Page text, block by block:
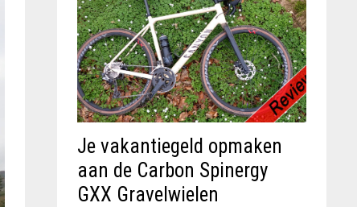
Je vakantiegeld opmaken
aan de Carbon Spinergy
GXX Gravelwielen